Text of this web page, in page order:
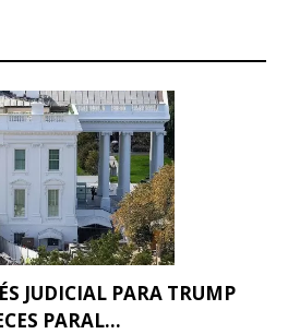
JUDICIAL PARA TRUMP
PARAL...